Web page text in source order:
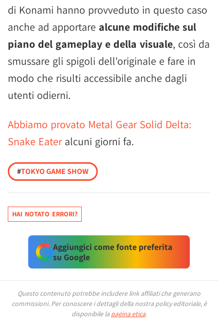
di Konami hanno provveduto in questo caso
anche ad apportare alcune modifiche sul
piano del gameplay e della visuale, così da
smussare gli spigoli dell'originale e fare in
modo che risulti accessibile anche dagli
utenti odierni.
Abbiamo provato Metal Gear Solid Delta:
Snake Eateralcuni giorni fa.
#TOKYO GAME SHOW
HAI NOTATO ERRORI?
Aggiungici come fonte preferita
su Google
Questo contenuto potrebbe includere link affiliati che generano
commissioni. Per conoscere i dettagli della nostra policy editoriale, è
disponibile la pagina etica.